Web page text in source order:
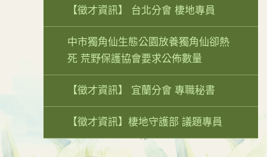
【徵才資訊】 台北分會 棲地專員
中市獨角仙生態公園放養獨角仙卻熱
死 荒野保護協會要求公佈數量
【徵才資訊】 宜蘭分會 專職秘書
【徵才資訊】棲地守護部 議題專員